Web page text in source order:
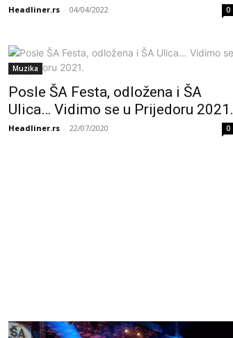
Headliner.rs - 04/04/2022 0
Muzika
Posle ŠA Festa, odložena i ŠA
Ulica… Vidimo se u Prijedoru 2021.
Headliner.rs - 22/07/2020 0